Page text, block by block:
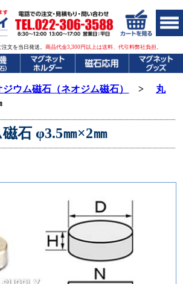
文を当日発送。 商品代金3,300円以上は送料、代引料弊社負担。
ジウム磁石（ネオジム磁石） > 丸
石 φ3.5㎜×2㎜